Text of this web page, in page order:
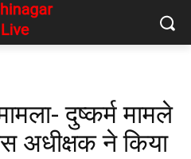
दुष्कर्म मामले
अधीक्षक ने किया